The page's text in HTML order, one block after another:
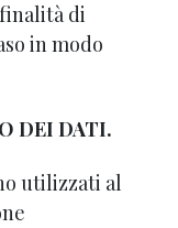
di
in modo
DEI DATI.
utilizzati al